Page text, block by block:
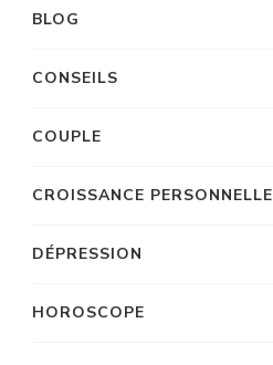
BLOG
CONSEILS
COUPLE
CROISSANCE PERSONNELLE
DÉPRESSION
HOROSCOPE